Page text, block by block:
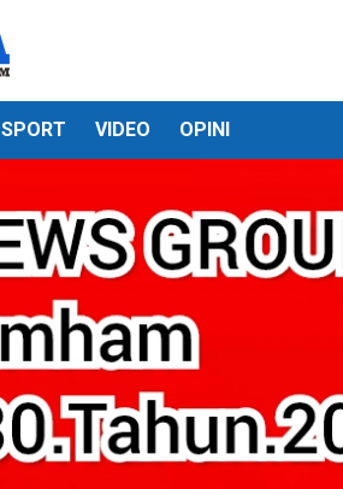
SPORT VIDEO OPINI